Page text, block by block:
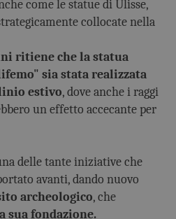
come le statue di Ulisse,
collocate nella
ritiene che la statua
sia stata realizzata
estivo, dove anche i raggi
un effetto accecante per
delle tante iniziative che
avanti, dando nuovo
archeologico, che
sua fondazione.